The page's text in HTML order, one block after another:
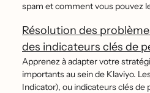
spam et comment vous pouvez
Résolution des
des indicateurs clés de
Apprenez à adapter votre
importants au sein de Klaviyo.
Indicator), ou indicateurs clés